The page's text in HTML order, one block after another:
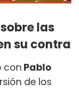
las
su contra
con Pablo
de los